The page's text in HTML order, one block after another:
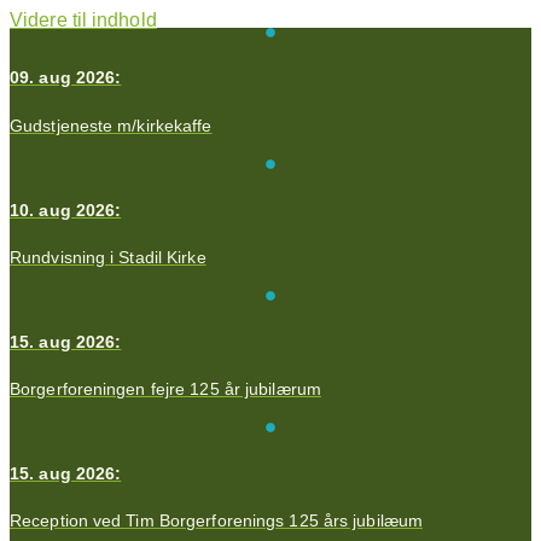
Videre til indhold
09. aug 2026:
Gudstjeneste m/kirkekaffe
10. aug 2026:
Rundvisning i Stadil Kirke
15. aug 2026:
Borgerforeningen fejre 125 år jubilærum
15. aug 2026:
Reception ved Tim Borgerforenings 125 års jubilæum